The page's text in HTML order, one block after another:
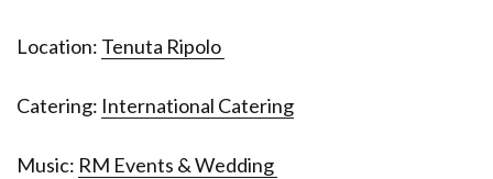
Location: Tenuta Ripolo
Catering: International Catering
Music: RM Events & Wedding